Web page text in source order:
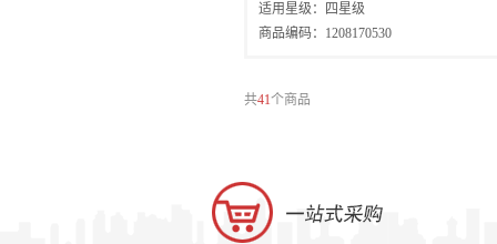
适用星级：四星级
商品编码：1208170530
共41个商品